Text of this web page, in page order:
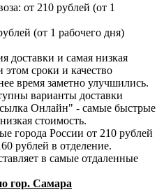
от 210 рублей (от 1
(от 1 рабочего дня)
доставки и самая низкая
этом сроки и качество
время заметно улучшились.
варианты доставки
Онлайн" - самые быстрые
стоимость.
города России от 210 рублей
рублей в отделение.
в самые отдаленные
гор. Самара